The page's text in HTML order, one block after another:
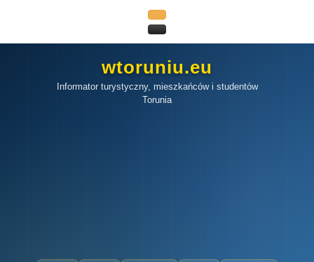
wtoruniu.eu
Informator turystyczny, mieszkańców i studentów
Torunia